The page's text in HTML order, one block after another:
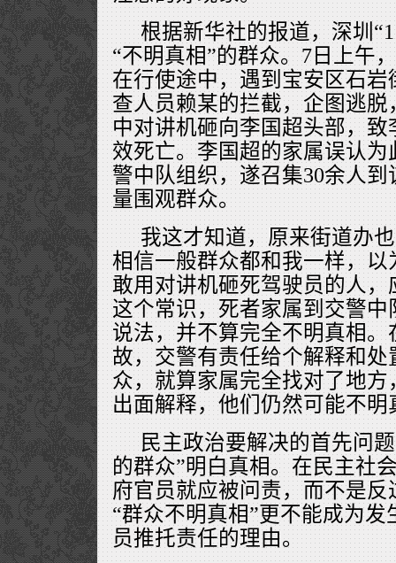
根据新华社的报道，深圳
“不明真相”的群众。7日上午
在行使途中，遇到宝安区石
查人员赖某的拦截，企图逃
中对讲机砸向李国超头部，
效死亡。李国超的家属误认
警中队组织，遂召集30余人
量围观群众。
我这才知道，原来街道办
相信一般群众都和我一样，
敢用对讲机砸死驾驶员的人
这个常识，死者家属到交警
说法，并不算完全不明真相
故，交警有责任给个解释和
众，就算家属完全找对了地
出面解释，他们仍然可能不明
民主政治要解决的首先问
的群众”明白真相。在民主社
府官员就应被问责，而不是
“群众不明真相”更不能成为
员推托责任的理由。